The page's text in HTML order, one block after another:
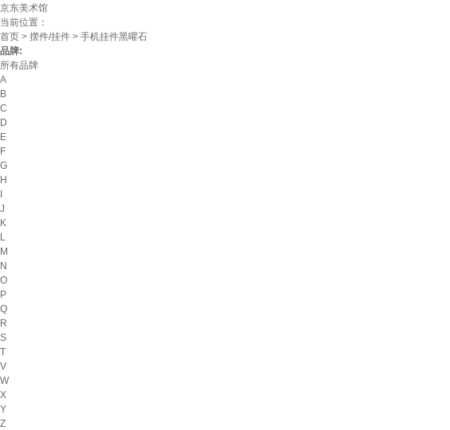
京东美术馆
当前位置：
首页 > 摆件/挂件 > 手机挂件黑曜石
品牌:
所有品牌
A
B
C
D
E
F
G
H
J
K
L
M
N
O
P
Q
R
S
T
V
W
X
Y
Z